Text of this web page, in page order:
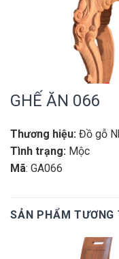
GHẾ ĂN 066
Thương hiệu: Đồ gỗ
Tình trạng: Mộc
Mã: GA066
SẢN PHẨM TƯƠNG